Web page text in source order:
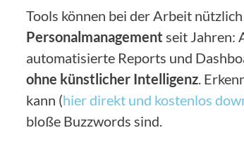
Tools können bei der Arbeit
Personalmanagement seit Jahren:
automatisierte Reports und
ohne künstlicher Intelligenz .
kann (hier direkt und kostenlos
bloße Buzzwords sind.